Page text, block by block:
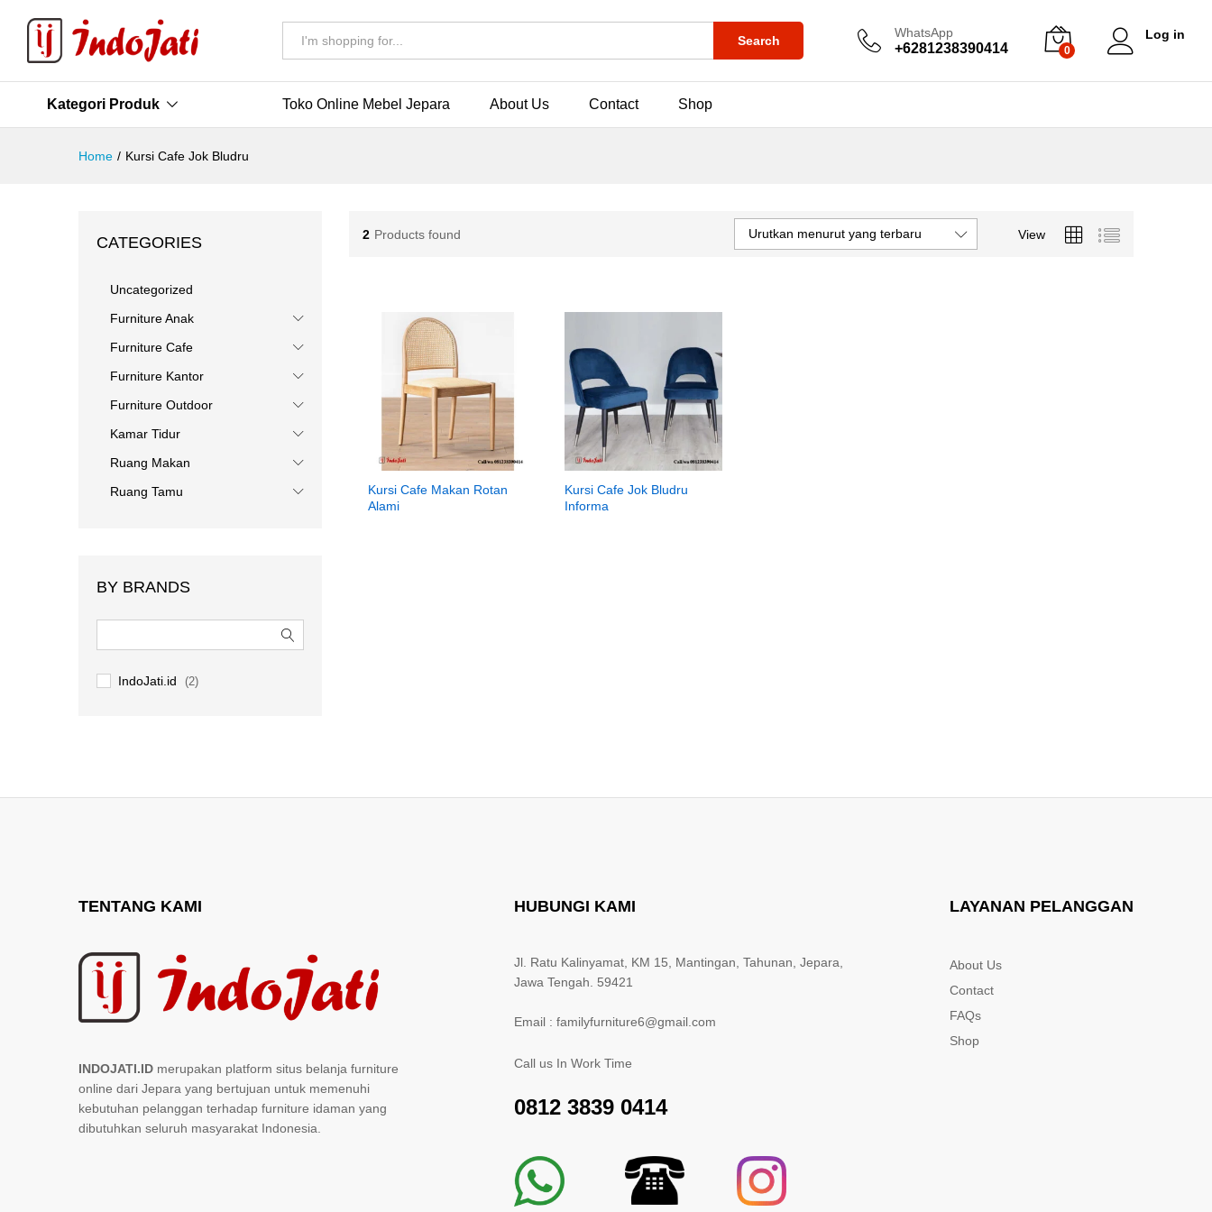
Search
WhatsApp
+6281238390414 0
Log in
Kategori Produk Toko Online Mebel Jepara About Us Contact Shop
Home / Kursi Cafe Jok Bludru
2 Products found View
Urutkan menurut yang terbaru
Kursi Cafe Makan Rotan
Alami
Kursi Cafe Jok Bludru
Informa
CATEGORIES
Uncategorized
Furniture Anak
Furniture Cafe
Furniture Kantor
Furniture Outdoor
Kamar Tidur
Ruang Makan
Ruang Tamu
BY BRANDS
IndoJati.id (2)
TENTANG KAMI
INDOJATI.ID merupakan platform situs belanja furniture
online dari Jepara yang bertujuan untuk memenuhi
kebutuhan pelanggan terhadap furniture idaman yang
dibutuhkan seluruh masyarakat Indonesia.
HUBUNGI KAMI
Jl. Ratu Kalinyamat, KM 15, Mantingan, Tahunan, Jepara,
Jawa Tengah. 59421
Email : familyfurniture6@gmail.com
Call us In Work Time
0812 3839 0414
LAYANAN PELANGGAN
About Us
Contact
FAQs
Shop